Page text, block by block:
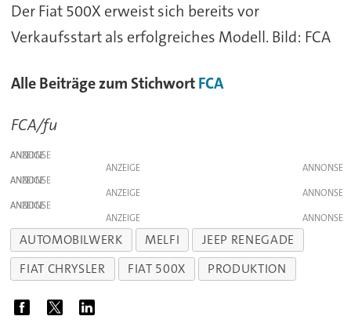
Der Fiat 500X erweist sich bereits vor
Verkaufsstart als erfolgreiches Modell. Bild: FCA
Alle Beiträge zum StichwortFCA
FCA/fu
ANZEIGE
ANZEIGE
ANZEIGE
ANZEIGE
ANZEIGE
ANZEIGE
AUTOMOBILWERK MELFI
JEEP RENEGADE
FIAT CHRYSLER
FIAT 500X PRODUKTION